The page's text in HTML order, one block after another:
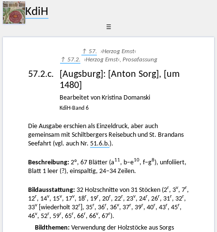
KdiH
☰
↑ 57. ›Herzog Ernst‹
↑ 57.2. ›Herzog Ernst‹, Prosafassung
57.2.c. [Augsburg] : [Anton Sorg] , [um
1480]
Bearbeitet von Kristina Domanski
KdiH-Band 6
Die Ausgabe erschien als Einzeldruck, aber auch
gemeinsam mit Schiltbergers Reisebuch und St. Brandans
Seefahrt (vgl. auch Nr. 51.6.b.).
Beschreibung: 2º, 67 Blätter (a11, b–e10, f–g8), unfoliiert,
Blatt 1 leer (?), einspaltig, 24–34 Zeilen.
Bildausstattung: 32 Holzschnitte von 31 Stöcken (2r, 3v, 7r,
12r, 14v, 15v, 17v, 18r, 19r, 20r, 22r, 23v, 24r, 26r, 31r, 32r,
33v [wiederholt 32r ], 35r, 36r, 36v, 37r, 39r, 40r, 43r, 45r,
46v, 52r, 59r, 65r, 66r, 66v, 67r).
Bildthemen: Verwendung der Holzstöcke aus Sorgs